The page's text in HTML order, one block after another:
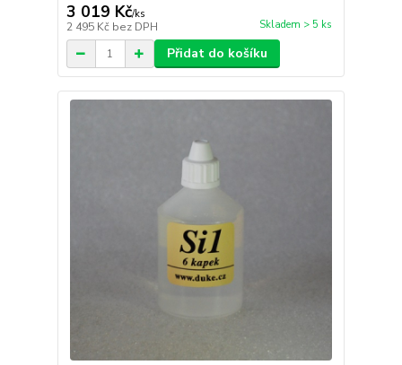
3 019 Kč/ks
2 495 Kč bez DPH Skladem > 5 ks
Přidat do košíku